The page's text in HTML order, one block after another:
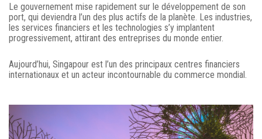
Le gouvernement mise rapidement sur le développement de son
port, qui deviendra l’un des plus actifs de la planète. Les industries,
les services financiers et les technologies s’y implantent
progressivement, attirant des entreprises du monde entier.
Aujourd’hui, Singapour est l’un des principaux centres financiers
internationaux et un acteur incontournable du commerce mondial.